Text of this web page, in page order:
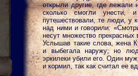
открыли другие, где лежали
сколько смогли унести,
путешествовали, те люди, у
над ними и говорили:
несут множество
Услышав такие слова, жена
и выбегала наружу; но
эркилеки убили его. Один
и кормил, так как считал ее